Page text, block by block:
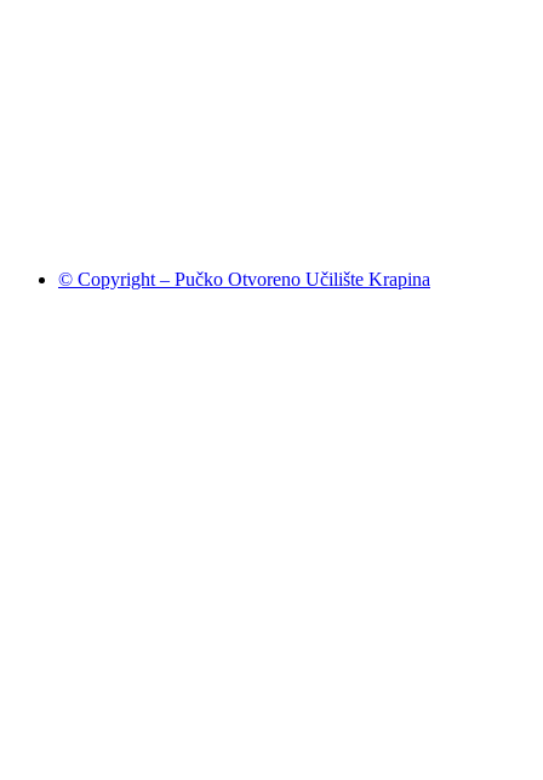
© Copyright – Pučko Otvoreno Učilište Krapina